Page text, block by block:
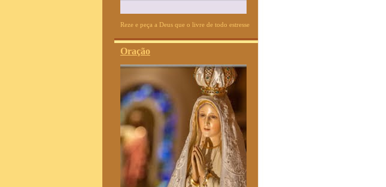
Reze e peça a Deus que o livre de todo estresse
Oração